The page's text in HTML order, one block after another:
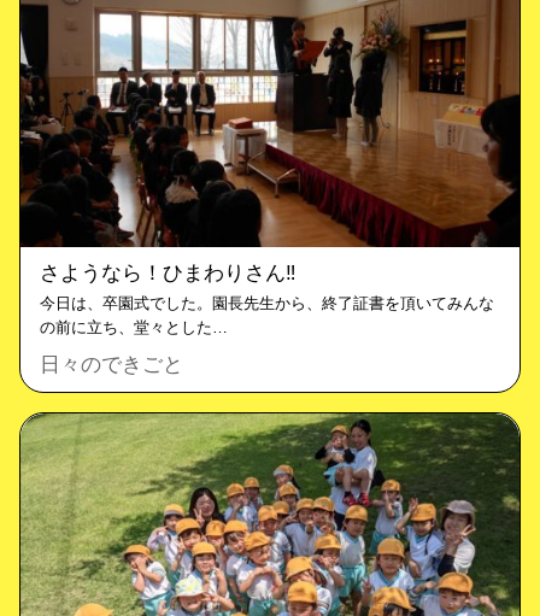
さようなら！ひまわりさん‼
今日は、卒園式でした。園長先生から、終了証書を頂いてみんな
の前に立ち、堂々とした…
日々のできごと